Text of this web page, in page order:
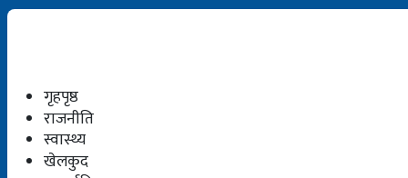
गृहपृष्ठ
राजनीति
स्वास्थ्य
खेलकुद